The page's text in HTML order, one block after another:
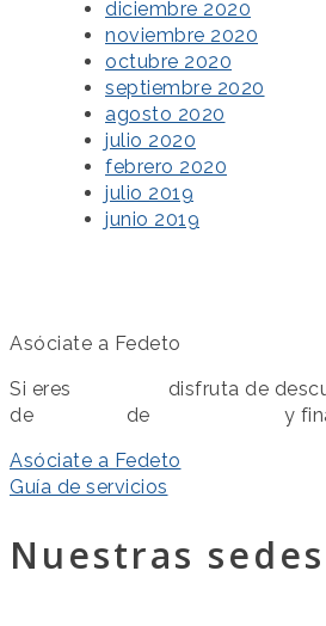
diciembre 2020
noviembre 2020
octubre 2020
septiembre 2020
agosto 2020
julio 2020
febrero 2020
julio 2019
junio 2019
Asóciate a Fedeto
Si eres
disfruta de
de
de
y
Asóciate a Fedeto
Guía de servicios
Nuestras sedes